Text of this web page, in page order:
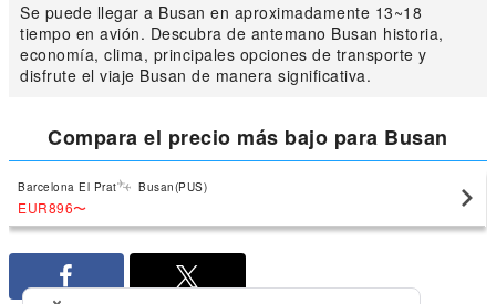
Se puede llegar a Busan en aproximadamente 13~18
tiempo en avión. Descubra de antemano Busan historia,
economía, clima, principales opciones de transporte y
disfrute el viaje Busan de manera significativa.
Compara el precio más bajo para Busan
Barcelona El Prat Busan(PUS)
EUR896〜